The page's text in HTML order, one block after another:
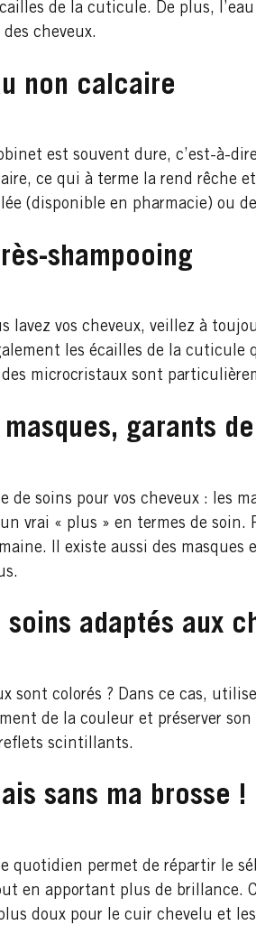
de la cuticule. De plus,
cheveux.
non calcaire
est souvent dure, c’est-à-
ce qui à terme la rend rêche
(disponible en pharmacie) ou
shampooing
lavez vos cheveux, veillez à
les écailles de la cuticule
microcristaux sont
garants
de soins pour vos cheveux : les
vrai « plus » en termes de soin.
Il existe aussi des
soins adaptés aux
sont colorés ? Dans ce cas,
de la couleur et préserver
scintillants.
sans ma brosse !
quotidien permet de répartir le
en apportant plus de brillance.
doux pour le cuir chevelu et